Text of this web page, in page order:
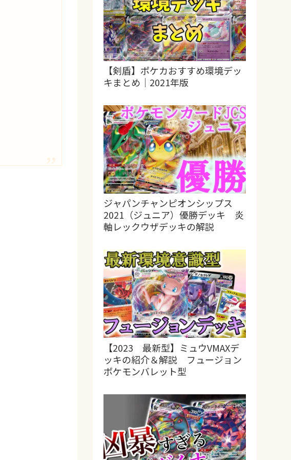
【剣盾】ポケカおすすめ環境デッ
キまとめ｜2021年版
ジャパンチャンピオンシップス
2021（ジュニア）優勝デッキ 炎
軸レックウザデッキの解説
【2023 最新型】ミュウVMAXデ
ッキの紹介＆解説 フュージョン
ポケモンバレット型